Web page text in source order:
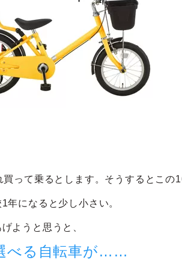
って乗るとします。そうするとこの
年になると少し小さい。
ようと思うと、
べる自転車が……